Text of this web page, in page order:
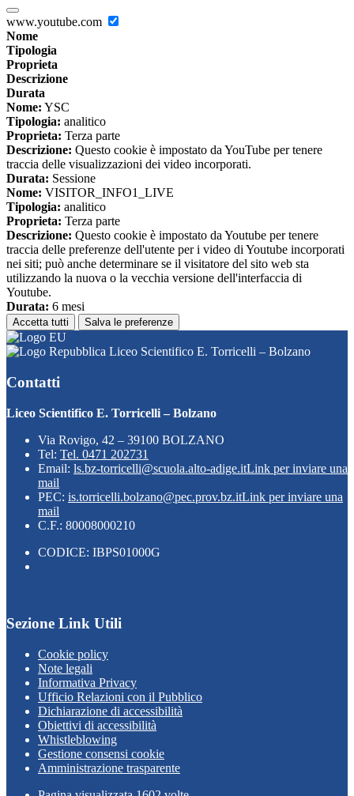
www.youtube.com
Nome
Tipologia
Proprieta
Descrizione
Durata
Nome: YSC
Tipologia: analitico
Proprieta: Terza parte
Descrizione: Questo cookie è impostato da YouTube per tenere
traccia delle visualizzazioni dei video incorporati.
Durata: Sessione
Nome: VISITOR_INFO1_LIVE
Tipologia: analitico
Proprieta: Terza parte
Descrizione: Questo cookie è impostato da Youtube per tenere
traccia delle preferenze dell'utente per i video di Youtube incorporati
nei siti; può anche determinare se il visitatore del sito web sta
utilizzando la nuova o la vecchia versione dell'interfaccia di
Youtube.
Durata: 6 mesi
Accetta tutti Salva le preferenze
Liceo Scientifico E. Torricelli – Bolzano
Contatti
Liceo Scientifico E. Torricelli – Bolzano
Via Rovigo, 42 – 39100 BOLZANO
Tel: Tel. 0471 202731
Email: ls.bz-torricelli@scuola.alto-adige.itLink per inviare una
mail
PEC: is.torricelli.bolzano@pec.prov.bz.itLink per inviare una
mail
C.F.: 80008000210
CODICE: IBPS01000G
Sezione Link Utili
Cookie policy
Note legali
Informativa Privacy
Ufficio Relazioni con il Pubblico
Dichiarazione di accessibilità
Obiettivi di accessibilità
Whistleblowing
Gestione consensi cookie
Amministrazione trasparente